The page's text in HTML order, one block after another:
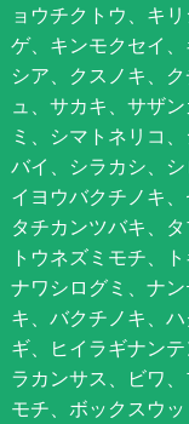
ョウチクトウ、キ
ゲ、キンモクセイ
シア、クスノキ、
ュ、サカキ、サザ
ミ、シマトネリコ
バイ、シラカシ、
イヨウバクチノキ
タチカンツバキ、
トウネズミモチ、
ナワシログミ、ナ
キ、バクチノキ、
ギ、ヒイラギナン
ラカンサス、ビワ
モチ、ボックスウ